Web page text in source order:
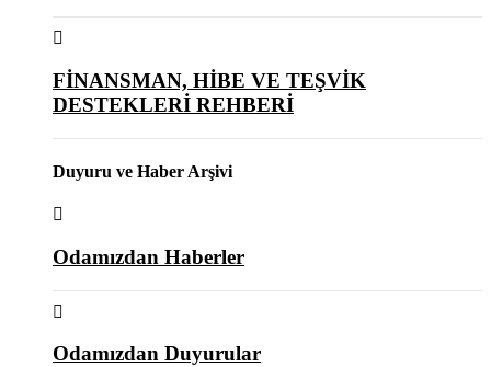
FİNANSMAN, HİBE VE TEŞVİK
DESTEKLERİ REHBERİ
Duyuru ve Haber Arşivi
Odamızdan Haberler
Odamızdan Duyurular